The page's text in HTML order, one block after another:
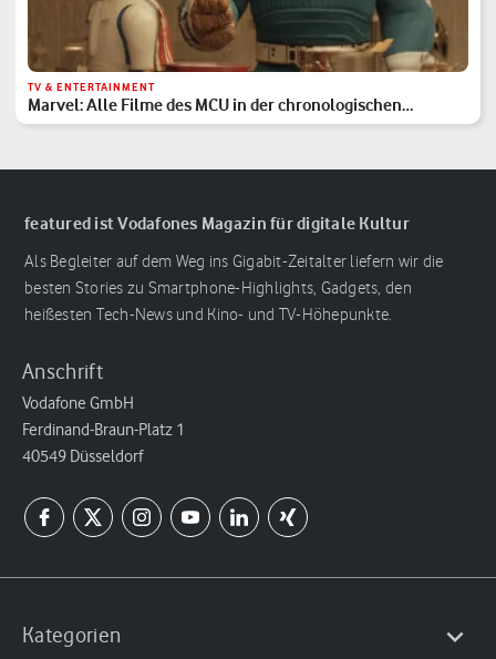
TV & ENTERTAINMENT
Marvel: Alle Filme des MCU in der chronologischen
Reihenfolge
featured ist Vodafones Magazin für digitale Kultur
Als Begleiter auf dem Weg ins Gigabit-Zeitalter liefern wir die
besten Stories zu Smartphone-Highlights, Gadgets, den
heißesten Tech-News und Kino- und TV-Höhepunkte.
Anschrift
Vodafone GmbH
Ferdinand-Braun-Platz 1
40549 Düsseldorf
Kategorien